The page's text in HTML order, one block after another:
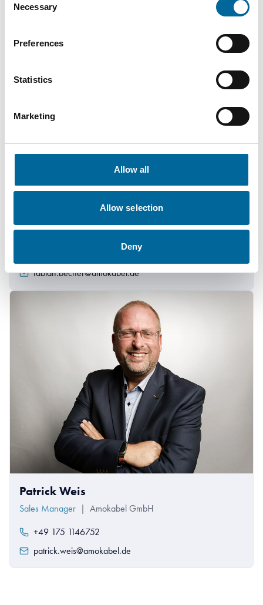
Selection
Necessary
Preferences
Statistics
Marketing
Allow all
Allow selection
Deny
Sales Engineer | Amokabel GmbH
fabian.becher@amokabel.de
Patrick Weis
Sales Manager | Amokabel GmbH
+49 175 1146752
patrick.weis@amokabel.de